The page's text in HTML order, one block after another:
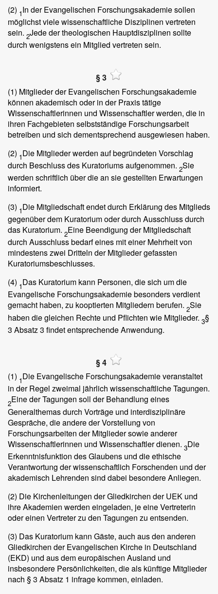
(2) 1In der Evangelischen Forschungsakademie sollen
möglichst viele wissenschaftliche Disziplinen vertreten
sein. 2Jede der theologischen Hauptdisziplinen sollte
durch wenigstens ein Mitglied vertreten sein.
§ 3
(1) Mitglieder der Evangelischen Forschungsakademie
können akademisch oder in der Praxis tätige
Wissenschaftlerinnen und Wissenschaftler werden, die in
ihren Fachgebieten selbstständige Forschungsarbeit
betreiben und sich dementsprechend ausgewiesen haben.
(2) 1Die Mitglieder werden auf begründeten Vorschlag
durch Beschluss des Kuratoriums aufgenommen. 2Sie
werden schriftlich über die an sie gestellten Erwartungen
informiert.
(3) 1Die Mitgliedschaft endet durch Erklärung des Mitglieds
gegenüber dem Kuratorium oder durch Ausschluss durch
das Kuratorium. 2Eine Beendigung der Mitgliedschaft
durch Ausschluss bedarf eines mit einer Mehrheit von
mindestens zwei Dritteln der Mitglieder gefassten
Kuratoriumsbeschlusses.
(4) 1Das Kuratorium kann Personen, die sich um die
Evangelische Forschungsakademie besonders verdient
gemacht haben, zu kooptierten Mitgliedern berufen. 2Sie
haben die gleichen Rechte und Pflichten wie Mitglieder. 3§
3 Absatz 3 findet entsprechende Anwendung.
§ 4
(1) 1Die Evangelische Forschungsakademie veranstaltet
in der Regel zweimal jährlich wissenschaftliche Tagungen.
2Eine der Tagungen soll der Behandlung eines
Generalthemas durch Vorträge und interdisziplinäre
Gespräche, die andere der Vorstellung von
Forschungsarbeiten der Mitglieder sowie anderer
Wissenschaftlerinnen und Wissenschaftler dienen. 3Die
Erkenntnisfunktion des Glaubens und die ethische
Verantwortung der wissenschaftlich Forschenden und der
akademisch Lehrenden sind dabei besondere Anliegen.
(2) Die Kirchenleitungen der Gliedkirchen der UEK und
ihre Akademien werden eingeladen, je eine Vertreterin
oder einen Vertreter zu den Tagungen zu entsenden.
(3) Das Kuratorium kann Gäste, auch aus den anderen
Gliedkirchen der Evangelischen Kirche in Deutschland
(EKD) und aus dem europäischen Ausland und
insbesondere Persönlichkeiten, die als künftige Mitglieder
nach § 3 Absatz 1 infrage kommen, einladen.